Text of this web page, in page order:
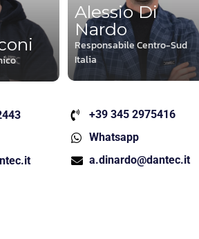
Alessio Di
Nardo
Responsabile Centro-Sud
Italia
+39 345 2975416
Whatsapp
a.dinardo@dantec.it